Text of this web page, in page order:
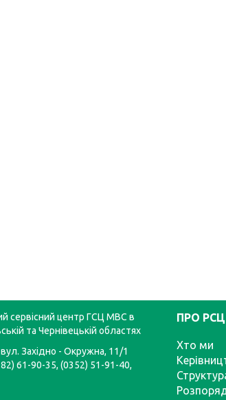
сервісний центр ГСЦ МВС в
та Чернівецькій областях
Західно - Окружна, 11/1
61-90-35, (0352) 51-91-40,
ПРО РСЦ
Хто ми